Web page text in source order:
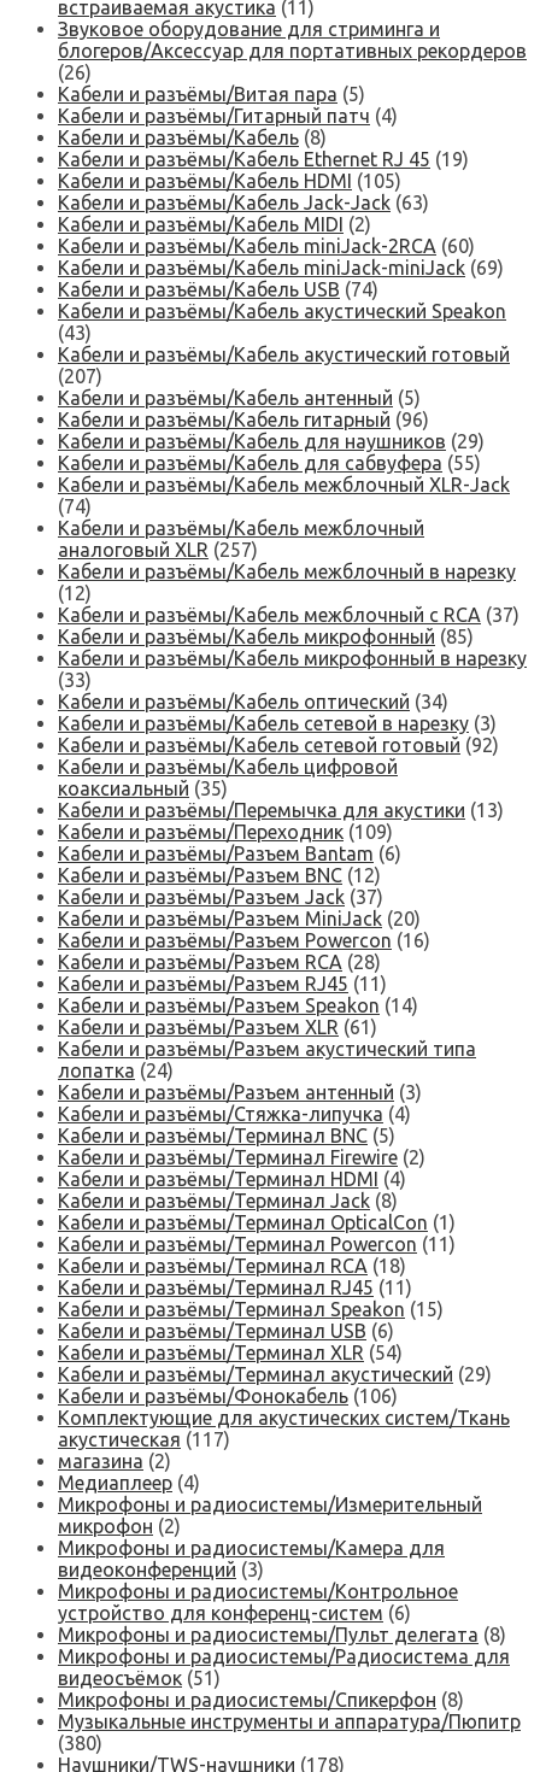
встраиваемая акустика (11)
Звуковое оборудование для стриминга и
блогеров/Аксессуар для портативных рекордеров
(26)
Кабели и разъёмы/Витая пара (5)
Кабели и разъёмы/Гитарный патч (4)
Кабели и разъёмы/Кабель (8)
Кабели и разъёмы/Кабель Ethernet RJ 45 (19)
Кабели и разъёмы/Кабель HDMI (105)
Кабели и разъёмы/Кабель Jack-Jack (63)
Кабели и разъёмы/Кабель MIDI (2)
Кабели и разъёмы/Кабель miniJack-2RCA (60)
Кабели и разъёмы/Кабель miniJack-miniJack (69)
Кабели и разъёмы/Кабель USB (74)
Кабели и разъёмы/Кабель акустический Speakon
(43)
Кабели и разъёмы/Кабель акустический готовый
(207)
Кабели и разъёмы/Кабель антенный (5)
Кабели и разъёмы/Кабель гитарный (96)
Кабели и разъёмы/Кабель для наушников (29)
Кабели и разъёмы/Кабель для сабвуфера (55)
Кабели и разъёмы/Кабель межблочный XLR-Jack
(74)
Кабели и разъёмы/Кабель межблочный
аналоговый XLR (257)
Кабели и разъёмы/Кабель межблочный в нарезку
(12)
Кабели и разъёмы/Кабель межблочный с RCA (37)
Кабели и разъёмы/Кабель микрофонный (85)
Кабели и разъёмы/Кабель микрофонный в нарезку
(33)
Кабели и разъёмы/Кабель оптический (34)
Кабели и разъёмы/Кабель сетевой в нарезку (3)
Кабели и разъёмы/Кабель сетевой готовый (92)
Кабели и разъёмы/Кабель цифровой
коаксиальный (35)
Кабели и разъёмы/Перемычка для акустики (13)
Кабели и разъёмы/Переходник (109)
Кабели и разъёмы/Разъем Bantam (6)
Кабели и разъёмы/Разъем BNC (12)
Кабели и разъёмы/Разъем Jack (37)
Кабели и разъёмы/Разъем MiniJack (20)
Кабели и разъёмы/Разъем Powercon (16)
Кабели и разъёмы/Разъем RCA (28)
Кабели и разъёмы/Разъем RJ45 (11)
Кабели и разъёмы/Разъем Speakon (14)
Кабели и разъёмы/Разъем XLR (61)
Кабели и разъёмы/Разъем акустический типа
лопатка (24)
Кабели и разъёмы/Разъем антенный (3)
Кабели и разъёмы/Стяжка-липучка (4)
Кабели и разъёмы/Терминал BNC (5)
Кабели и разъёмы/Терминал Firewire (2)
Кабели и разъёмы/Терминал HDMI (4)
Кабели и разъёмы/Терминал Jack (8)
Кабели и разъёмы/Терминал OpticalCon (1)
Кабели и разъёмы/Терминал Powercon (11)
Кабели и разъёмы/Терминал RCA (18)
Кабели и разъёмы/Терминал RJ45 (11)
Кабели и разъёмы/Терминал Speakon (15)
Кабели и разъёмы/Терминал USB (6)
Кабели и разъёмы/Терминал XLR (54)
Кабели и разъёмы/Терминал акустический (29)
Кабели и разъёмы/Фонокабель (106)
Комплектующие для акустических систем/Ткань
акустическая (117)
магазина (2)
Медиаплеер (4)
Микрофоны и радиосистемы/Измерительный
микрофон (2)
Микрофоны и радиосистемы/Камера для
видеоконференций (3)
Микрофоны и радиосистемы/Контрольное
устройство для конференц-систем (6)
Микрофоны и радиосистемы/Пульт делегата (8)
Микрофоны и радиосистемы/Радиосистема для
видеосъёмок (51)
Микрофоны и радиосистемы/Спикерфон (8)
Музыкальные инструменты и аппаратура/Пюпитр
(380)
Наушники/TWS-наушники (178)